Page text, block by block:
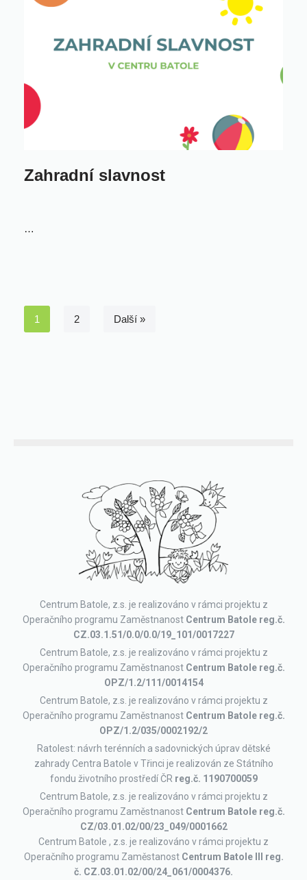
Zahradní slavnost
…
1 2 Další »
Centrum Batole, z.s. je realizováno v rámci projektu z
Operačního programu Zaměstnanost Centrum Batole reg.č.
CZ.03.1.51/0.0/0.0/19_101/0017227
Centrum Batole, z.s. je realizováno v rámci projektu z
Operačního programu Zaměstnanost Centrum Batole reg.č.
OPZ/1.2/111/0014154
Centrum Batole, z.s. je realizováno v rámci projektu z
Operačního programu Zaměstnanost Centrum Batole reg.č.
OPZ/1.2/035/0002192/2
Ratolest: návrh terénních a sadovnických úprav dětské
zahrady Centra Batole v Třinci je realizován ze Státního
fondu životního prostředí ČR reg.č. 1190700059
Centrum Batole, z.s. je realizováno v rámci projektu z
Operačního programu Zaměstnanost Centrum Batole reg.č.
CZ/03.01.02/00/23_049/0001662
Centrum Batole , z.s. je realizováno v rámci projektu z
Operačního programu Zaměstanost Centrum Batole III reg.
č. CZ.03.01.02/00/24_061/0004376.